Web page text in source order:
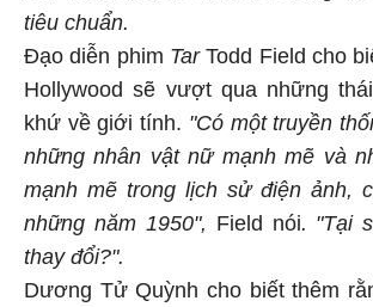
tiêu chuẩn.
Đạo diễn phim TarTodd Field cho
Hollywood sẽ vượt qua những
khứ về giới tính. "Có một truyền
những nhân vật nữ mạnh mẽ và
mạnh mẽ trong lịch sử điện ảnh,
những năm 1950", Field nói . "Tại
thay đổi?".
Dương Tử Quỳnh cho biết thêm